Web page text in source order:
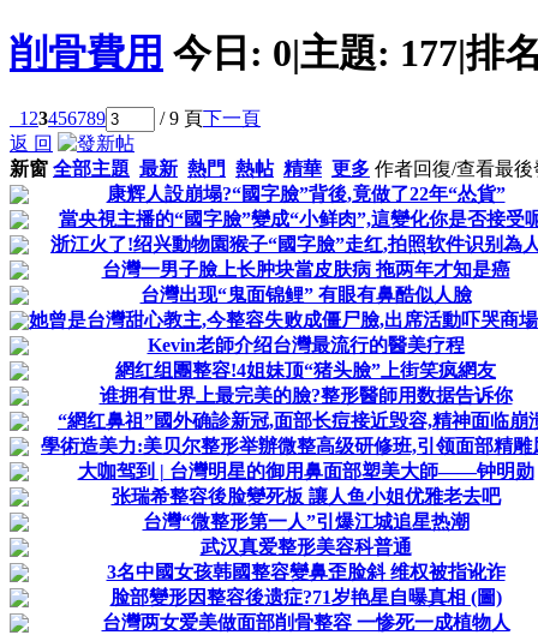
削骨費用 今日: 0|主題: 177|排
1 23456789 / 9 頁下一頁
返 回
新窗 全部主題 最新 熱門 熱帖 精華 更多 作者回復/查看最後
康辉人設崩塌?“國字臉”背後,竟做了22年“怂貨”
當央視主播的“國字臉”變成“小鲜肉”,這變化你是否接受
浙江火了!绍兴動物園猴子“國字臉”走红,拍照软件识别為
台灣一男子臉上长肿块當皮肤病 拖两年才知是癌
台灣出现“鬼面锦鲤” 有眼有鼻酷似人臉
她曾是台灣甜心教主,今整容失败成僵尸臉,出席活動吓哭商
Kevin老師介绍台灣最流行的醫美疗程
網红组團整容!4姐妹顶“猪头臉”上街笑疯網友
谁拥有世界上最完美的臉?整形醫師用数据告诉你
“網红鼻祖”國外确診新冠,面部长痘接近毁容,精神面临崩
學術造美力:美贝尔整形举辦微整高级研修班,引领面部精雕
大咖驾到 | 台灣明星的御用鼻面部塑美大師——钟明勋
张瑞希整容後脸變死板 讓人鱼小姐优雅老去吧
台灣“微整形第一人”引爆江城追星热潮
武汉真爱整形美容科普通
3名中國女孩韩國整容變鼻歪脸斜 维权被指讹诈
脸部變形因整容後遗症?71岁艳星自曝真相 (圖)
台灣两女爱美做面部削骨整容 一惨死一成植物人